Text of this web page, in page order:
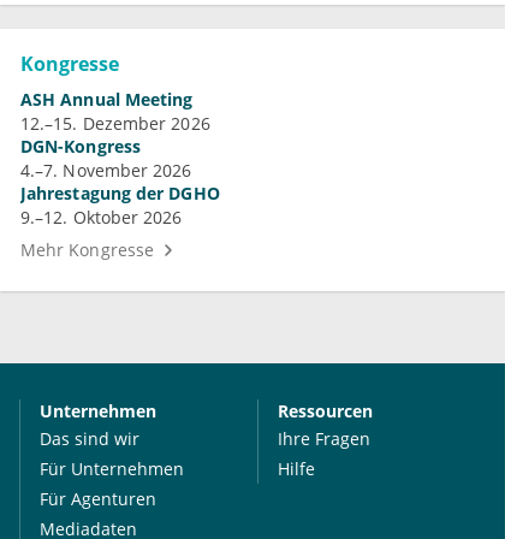
Kongresse
ASH Annual Meeting
12.–15. Dezember 2026
DGN-Kongress
4.–7. November 2026
Jahrestagung der DGHO
9.–12. Oktober 2026
Mehr Kongresse
Unternehmen
Das sind wir
Für Unternehmen
Für Agenturen
Mediadaten
Ressourcen
Ihre Fragen
Hilfe